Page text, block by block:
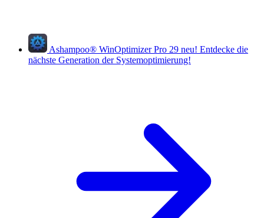
Ashampoo® WinOptimizer Pro 29 neu! Entdecke die
nächste Generation der Systemoptimierung!